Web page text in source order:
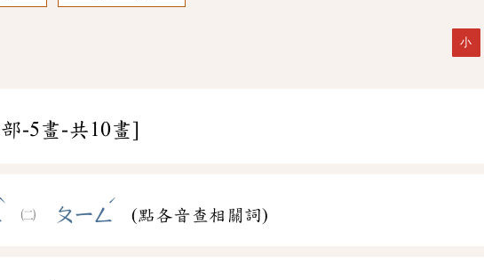
小
-5畫-共10畫]
ˋ
ㄆㄧㄥ
ˊ
(點各音查相關詞)